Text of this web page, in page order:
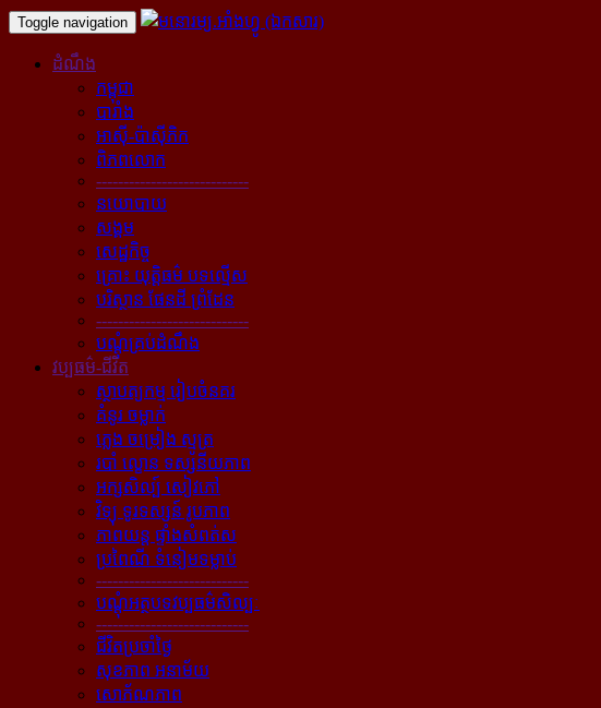
Toggle navigation
ដំណឹង
កម្ពុជា
បារាំង
អាស៊ី-ប៉ាស៊ីភិក
ពិភពលោក
----------------------------
នយោបាយ
សង្គម
សេដ្ឋកិច្ច
គ្រោះ យុត្តិធម៌ បទល្មើស
បរិស្ថាន ផែនដី ព្រំដែន
----------------------------
បណ្ដុំគ្រប់ដំណឹង
វប្បធម៌-ជីវិត
ស្ថាបត្យកម្ម រៀបចំនគរ
គំនូរ ចម្លាក់
ភ្លេង ចម្រៀង ស្មូត្រ
របាំ ល្ខោន ទស្សនីយភាព
អក្សសិល្ប៍ សៀវភៅ
វិទ្យុ ទូរទស្សន៍ រូបភាព
ភាពយន្ដ ផ្ទាំងសំពត់ស
ប្រពៃណី ទំនៀមទម្លាប់
----------------------------
បណ្ដុំអត្ថបទវប្បធម៌សិល្បៈ
----------------------------
ជីវិតប្រចាំថ្ងៃ
សុខភាព អនាម័យ
សោភ័ណភាព